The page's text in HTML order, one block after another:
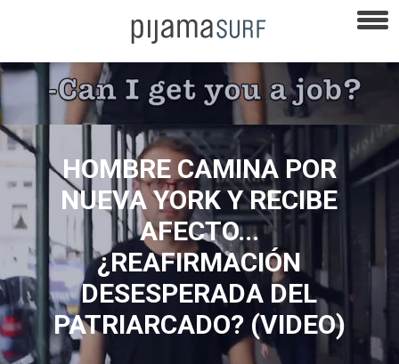
HOMBRE CAMINA POR
NUEVA YORK Y RECIBE
AFECTO...
¿REAFIRMACIÓN
DESESPERADA DEL
PATRIARCADO? (VIDEO)